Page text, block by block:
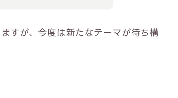
すが、今度は新たなテーマが待ち構